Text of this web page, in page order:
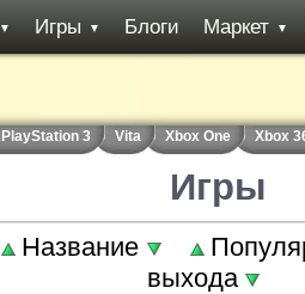
▼ Игры ▼ Блоги Маркет ▼
PlayStation 3 Vita Xbox One Xbox
Игры
Название
выхода